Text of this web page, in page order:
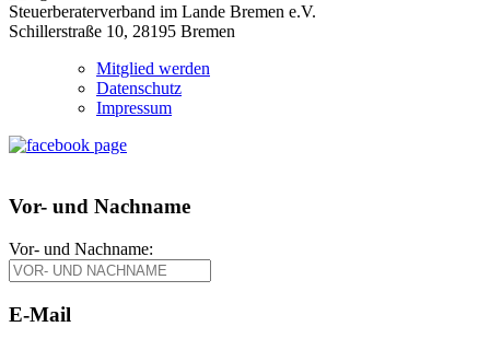
Steuerberaterverband im Lande Bremen e.V.
Schillerstraße 10, 28195 Bremen
Mitglied werden
Datenschutz
Impressum
Vor- und Nachname
Vor- und Nachname:
E-Mail